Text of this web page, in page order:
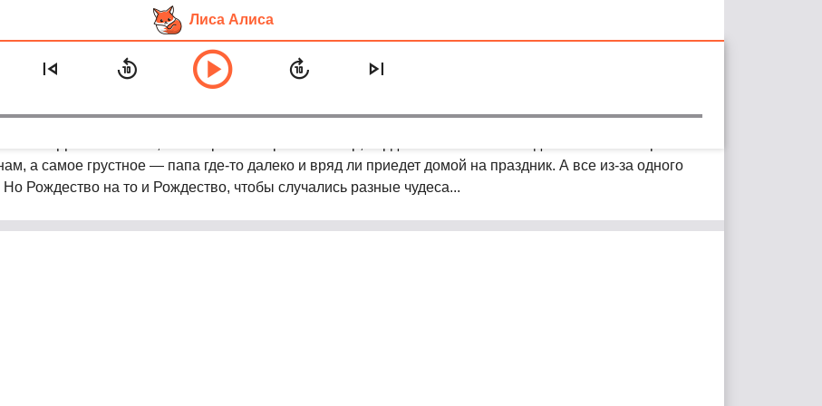
Лиса Алиса
о любви»
а самое грустное — папа где-то далеко и вряд ли приедет домой на праздник. А все из-за одного
Рождество на то и Рождество, чтобы случались разные чудеса...